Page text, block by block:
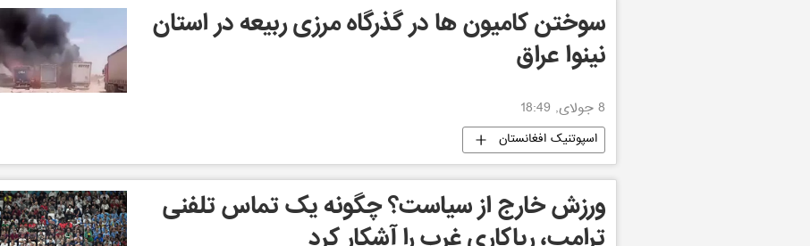
سوختن کامیون ها در گذرگاه مرزی ربیعه در استان
نینوا عراق
8 جولای, 18:49
اسپوتنیک افغانستان
ورزش خارج از سیاست؟ چگونه یک تماس تلفنی